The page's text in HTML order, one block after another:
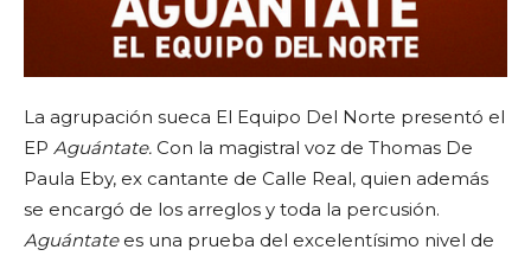
La agrupación sueca El Equipo Del Norte presentó el
EP Aguántate. Con la magistral voz de Thomas De
Paula Eby, ex cantante de Calle Real, quien además
se encargó de los arreglos y toda la percusión.
Aguántatees una prueba del excelentísimo nivel de